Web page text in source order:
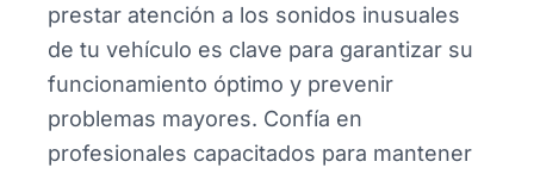
prestar atención a los sonidos inusuales
de tu vehículo es clave para garantizar su
funcionamiento óptimo y prevenir
problemas mayores. Confía en
profesionales capacitados para mantener